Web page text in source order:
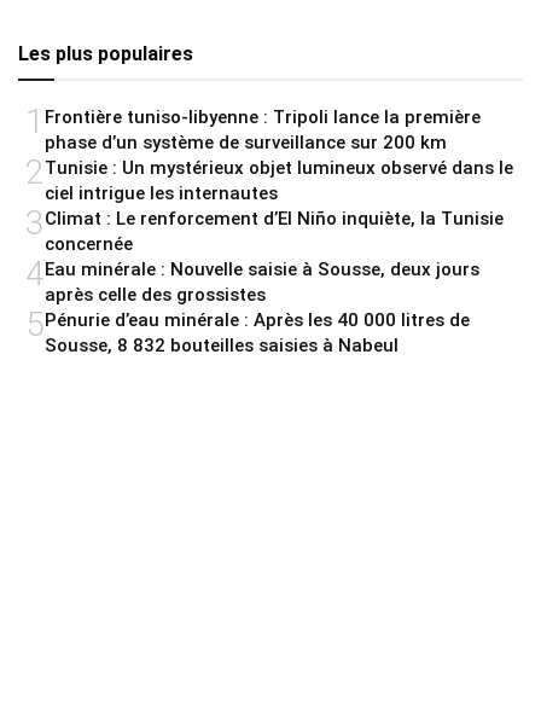
Les plus populaires
1 Frontière tuniso-libyenne : Tripoli lance la première
phase d’un système de surveillance sur 200 km
2Tunisie : Un mystérieux objet lumineux observé dans le
ciel intrigue les internautes
3Climat : Le renforcement d’El Niño inquiète, la Tunisie
concernée
4Eau minérale : Nouvelle saisie à Sousse, deux jours
après celle des grossistes
5Pénurie d’eau minérale : Après les 40 000 litres de
Sousse, 8 832 bouteilles saisies à Nabeul